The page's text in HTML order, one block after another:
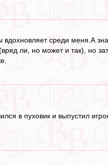
среди меня.А
ли, но может и так), но
в пуховик и выпустил